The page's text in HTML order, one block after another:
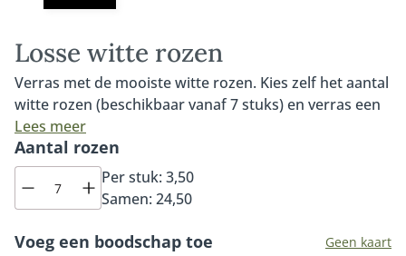
Losse witte rozen
Verras met de mooiste witte rozen. Kies zelf het aantal
witte rozen (beschikbaar vanaf 7 stuks) en verras een
dierbare met een prachtig witte rozen boeket. De
lokale Fleurop bloemist beschikt over de mooiste witte
Avalache rozen. Altijd dagvers en van de hoogste
kwaliteit. De witte Avalanche roos is één van de
mooiste rozen. Dankzij de grote rozenknop, de steel
van tenminste 60 centimeter en de pure en luxe
Lees meer
Aantal rozen
Per stuk: 3,50
Samen: 24,50
Voeg een boodschap toe Geen kaart